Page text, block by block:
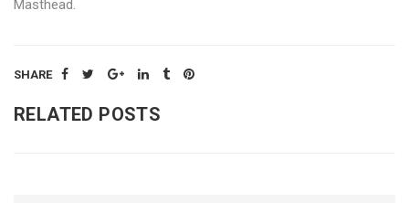
Masthead.
SHARE
RELATED POSTS